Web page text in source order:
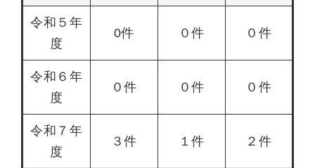
令和５年
度
0件 ０件 ０件
令和６年
度
０件 ０件 ０件
令和７年
度
３件 １件 ２件